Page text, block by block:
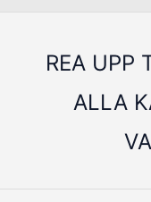
REA UPP
ALLA